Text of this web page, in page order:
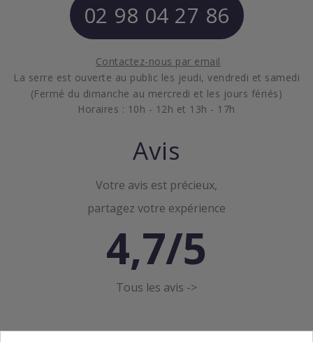
02 98 04 27 86
Contactez-nous par email
La serre est ouverte au public les jeudi, vendredi et samedi
(Fermé du dimanche au mercredi et les jours fériés)
Horaires : 10h - 12h et 13h - 17h
Avis
Votre avis est précieux,
partagez votre expérience
4,7/5
Tous les avis ->